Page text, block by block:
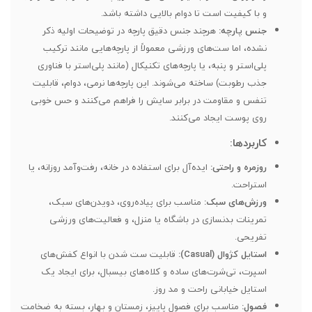
و با کیفیت است تا دوام بالایی داشته باشد.
جنس پارچه: هرچند جنس دقیق پارچه در توضیحات اولیه ذکر
نشده، اما ست‌های ورزشی معمولاً از پارچه‌هایی مانند ترکیب
پلی‌استر و پنبه، یا پارچه‌های تکنیکال (مانند پلی‌استر با فناوری
جذب رطوبت) ساخته می‌شوند. این پارچه‌ها نرمی، دوام، قابلیت
تنفس و مقاومت در برابر سایش را فراهم می‌کنند و حس خوبی
روی پوست ایجاد می‌کنند.
کاربردها:
روزمره و راحتی: ایده‌آل برای استفاده در خانه، رفت‌وآمد روزانه، یا
استراحت.
ورزش‌های سبک: مناسب برای پیاده‌روی، دویدن‌های سبک،
تمرینات بدنسازی در باشگاه یا منزل، و فعالیت‌های ورزشی
تفریحی.
استایل کژوال (Casual):
قابلیت ست شدن با انواع کفش‌های
اسپرت، تی‌شرت‌های ساده و کلاه‌های بیسبال، برای ایجاد یک
استایل خیابانی راحت و مد روز.
فصول: مناسب برای فصول پاییز، زمستان و بهار، بسته به ضخامت